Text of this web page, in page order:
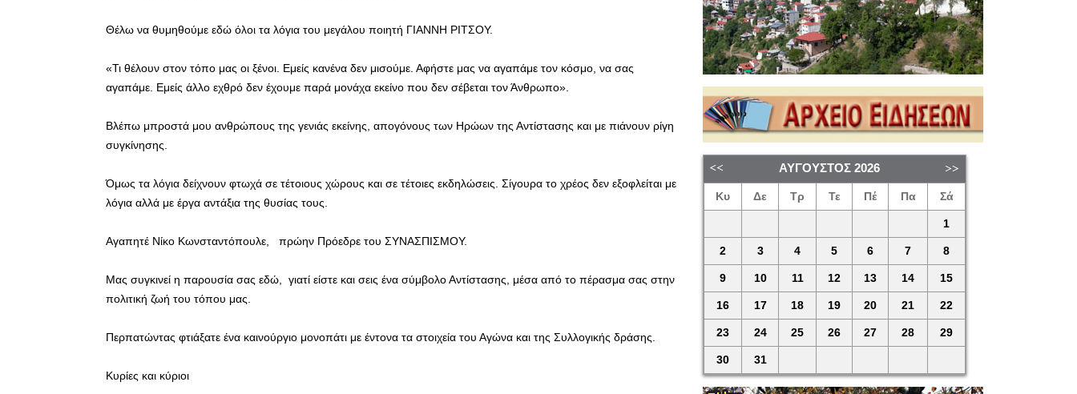
Θέλω να θυμηθούμε εδώ όλοι τα λόγια του μεγάλου ποιητή ΓΙΑΝΝΗ ΡΙΤΣΟΥ.
«Τι θέλουν στον τόπο μας οι ξένοι. Εμείς κανένα δεν μισούμε. Αφήστε μας να αγαπάμε τον κόσμο, να σας
αγαπάμε. Εμείς άλλο εχθρό δεν έχουμε παρά μονάχα εκείνο που δεν σέβεται τον Άνθρωπο».
Βλέπω μπροστά μου ανθρώπους της γενιάς εκείνης, απογόνους των Ηρώων της Αντίστασης και με πιάνουν ρίγη
συγκίνησης.
Όμως τα λόγια δείχνουν φτωχά σε τέτοιους χώρους και σε τέτοιες εκδηλώσεις. Σίγουρα το χρέος δεν εξοφλείται με
λόγια αλλά με έργα αντάξια της θυσίας τους.
Αγαπητέ Νίκο Κωνσταντόπουλε, πρώην Πρόεδρε του ΣΥΝΑΣΠΙΣΜΟΥ.
Μας συγκινεί η παρουσία σας εδώ, γιατί είστε και σεις ένα σύμβολο Αντίστασης, μέσα από το πέρασμα σας στην
πολιτική ζωή του τόπου μας.
Περπατώντας φτιάξατε ένα καινούργιο μονοπάτι με έντονα τα στοιχεία του Αγώνα και της Συλλογικής δράσης.
Κυρίες και κύριοι
ΑΎΓΟΥΣΤΟΣ 2026
Κυ Δε Τρ Τε Πέ Πα Σά
1
2 3 4 5 6 7 8
9 10 11 12 13 14 15
16 17 18 19 20 21 22
23 24 25 26 27 28 29
30 31